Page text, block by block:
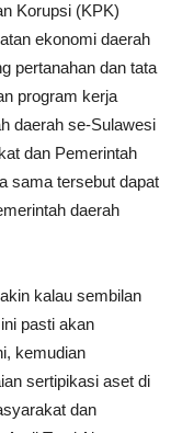
Korupsi (KPK)
ekonomi daerah
pertanahan dan tata
program kerja
daerah se-Sulawesi
dan Pemerintah
sama tersebut dapat
daerah
kalau sembilan
pasti akan
kemudian
sertipikasi aset di
dan